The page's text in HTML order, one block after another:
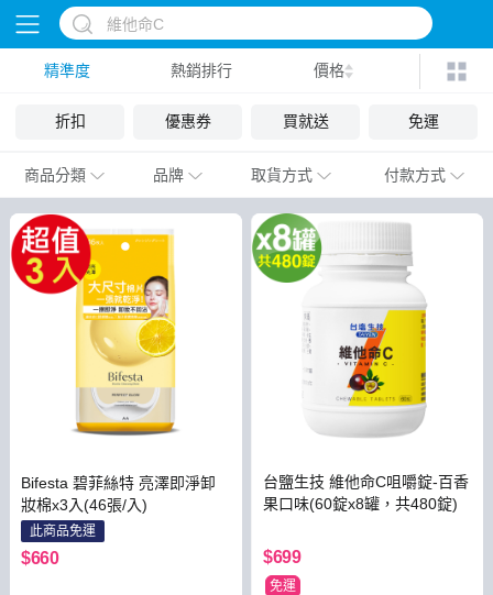
精準度 熱銷排行 價格
折扣 優惠券 買就送 免運
商品分類 品牌 取貨方式 付款方式
Bifesta 碧菲絲特 亮澤即淨卸
妝棉x3入(46張/入)
此商品免運
$660
台鹽生技 維他命C咀嚼錠-百香
果口味(60錠x8罐，共480錠)
$699
免運